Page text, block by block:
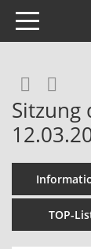
Toggle
Sitzung
TOP-